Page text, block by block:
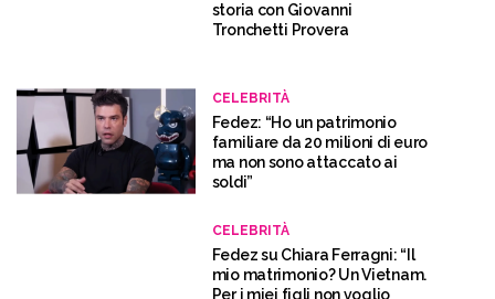
storia con Giovanni
Tronchetti Provera
CELEBRITÀ
Fedez: “Ho un patrimonio
familiare da 20 milioni di euro
ma non sono attaccato ai
soldi”
CELEBRITÀ
Fedez su Chiara Ferragni: “Il
mio matrimonio? Un Vietnam.
Per i miei figli non voglio